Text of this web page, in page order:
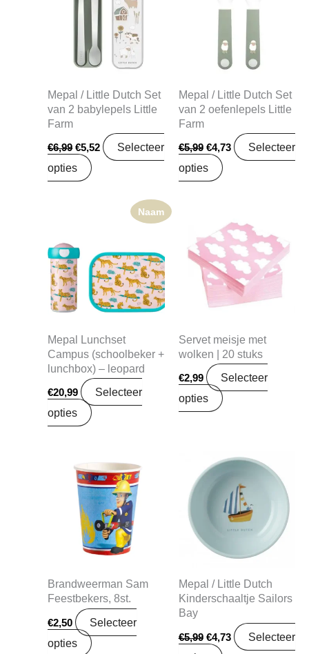
Mepal / Little Dutch Set
van 2 babylepels Little
Farm
€6,99
€6,99.
€5,52
€5,52.
Selecteer
opties
Mepal / Little Dutch Set
van 2 oefenlepels Little
Farm
€5,99
€5,99.
€4,73
€4,73.
Selecteer
opties
Naam
Mepal Lunchset
Campus (schoolbeker +
lunchbox) – leopard
€20,99
Selecteer
opties
Servet meisje met
wolken | 20 stuks
€2,99
Selecteer
opties
Brandweerman Sam
Feestbekers, 8st.
€2,50
Selecteer
opties
Mepal / Little Dutch
Kinderschaaltje Sailors
Bay
€5,99
Oorspronkelijke
prijs
€5,99.
€4,73
Huidige
is:
€4,73.
Selecteer